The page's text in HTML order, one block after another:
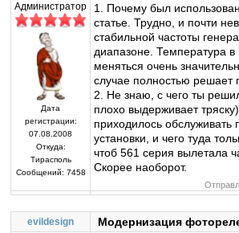
Администратор
Дата
регистрации:
07.08.2008
Откуда:
Тирасполь
Сообщений: 7458
1. Почему был
статье. Трудно, и почти
стабильной частоты
диапазоне. Температура
меняться очень
случае полностью решает
2. Не знаю, с чего ты
плохо выдерживает
приходилось
установки, и чего туда
чтоб 561 серия вылетала
Скорее наоборот.
evildesign Модернизация